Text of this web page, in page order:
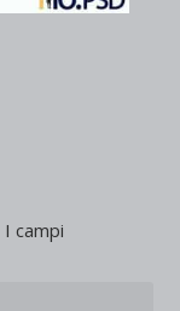
I campi